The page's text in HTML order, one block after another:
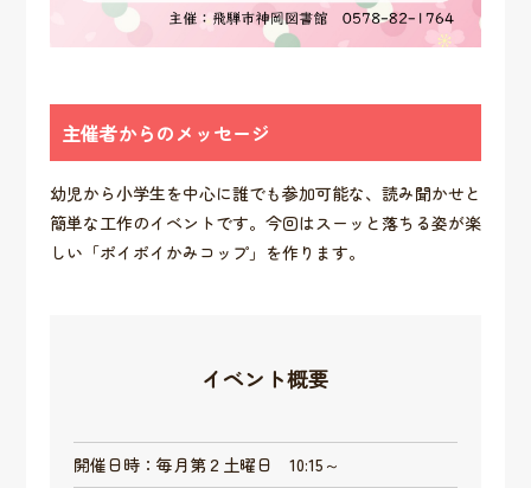
主催者からのメッセージ
幼児から小学生を中心に誰でも参加可能な、読み聞かせと
簡単な工作のイベントです。今回はスーッと落ちる姿が楽
しい「ポイポイかみコップ」を作ります。
イベント概要
開催日時：毎月第２土曜日 10:15～